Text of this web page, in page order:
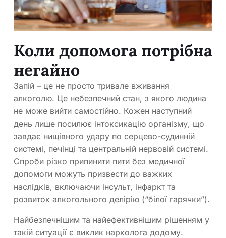
Коли допомога потрібна
негайно
Запій – це не просто тривале вживання
алкоголю. Це небезпечний стан, з якого людина
не може вийти самостійно. Кожен наступний
день лише посилює інтоксикацію організму, що
завдає нищівного удару по серцево-судинній
системі, печінці та центральній нервовій системі.
Спроби різко припинити пити без медичної
допомоги можуть призвести до важких
наслідків, включаючи інсульт, інфаркт та
розвиток алкогольного делірію (“білої гарячки”).
Найбезпечнішим та найефективнішим рішенням у
такій ситуації є виклик нарколога додому.